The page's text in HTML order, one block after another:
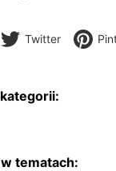
Twitter
tematach: